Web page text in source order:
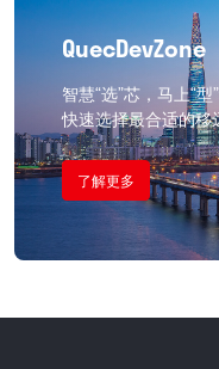
QuecDevZone
智慧“选”芯，马上“型
快速选择最合适的
了解更多